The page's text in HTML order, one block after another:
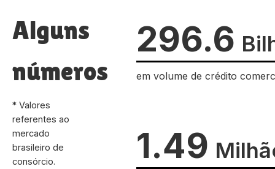
Alguns
números
* Valores
referentes ao
mercado
brasileiro de
consórcio.
296.6
em volume de crédito
1.49